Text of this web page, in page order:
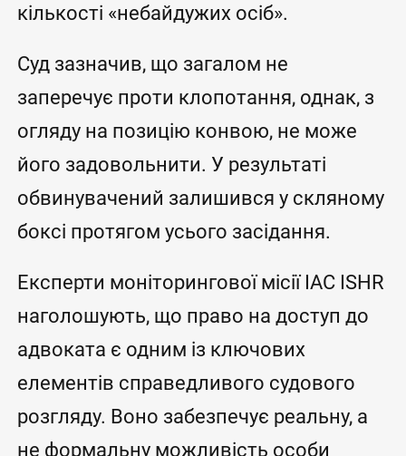
кількості «небайдужих осіб».
Суд зазначив, що загалом не
заперечує проти клопотання, однак, з
огляду на позицію конвою, не може
його задовольнити. У результаті
обвинувачений залишився у скляному
боксі протягом усього засідання.
Експерти моніторингової місії IAC ISHR
наголошують, що право на доступ до
адвоката є одним із ключових
елементів справедливого судового
розгляду. Воно забезпечує реальну, а
не формальну можливість особи